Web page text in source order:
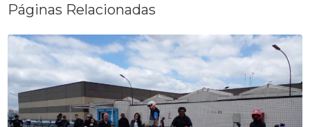
Páginas Relacionadas